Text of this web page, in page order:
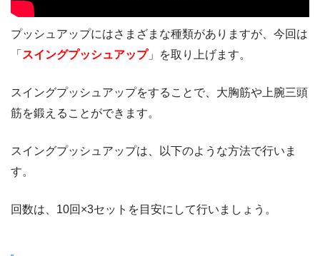
プッシュアップにはさまざまな種類がありますが、今回は
「 スイングプッシュアップ」を取り上げます。
スイングプッシュアップをすることで、大胸筋や上腕三頭
筋を鍛えることができます。
スイングプッシュアップは、以下のような方法で行いま
す。
回数は、10回×3セットを目安にして行いましょう。